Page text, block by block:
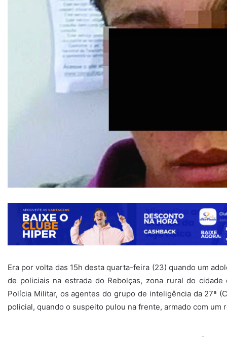
Era por volta das 15h desta quarta-feira (23) quando um
de policiais na estrada do Rebolças, zona rural do
Polícia Militar, os agentes do grupo de inteligência da 27ª
policial, quando o suspeito pulou na frente, armado com um